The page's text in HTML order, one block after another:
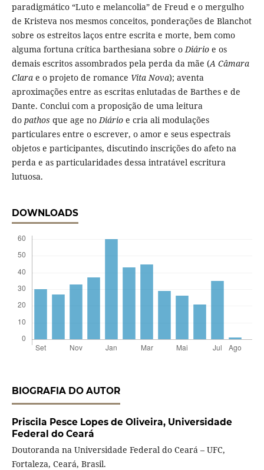
paradigmático “Luto e melancolia” de Freud e o mergulho
de Kristeva nos mesmos conceitos, ponderações de Blanchot
sobre os estreitos laços entre escrita e morte, bem como
alguma fortuna crítica barthesiana sobre oDiárioe os
demais escritos assombrados pela perda da mãe (A Câmara
Clarae o projeto de romance Vita Nova); aventa
aproximações entre as escritas enlutadas de Barthes e de
Dante. Conclui com a proposição de uma leitura
do pathos que age noDiárioe cria ali modulações
particulares entre o escrever, o amor e seus espectrais
objetos e participantes, discutindo inscrições do afeto na
perda e as particularidades dessa intratável escritura
lutuosa.
DOWNLOADS
BIOGRAFIA DO AUTOR
Priscila Pesce Lopes de Oliveira, Universidade
Federal do Ceará
Doutoranda na Universidade Federal do Ceará – UFC,
Fortaleza, Ceará, Brasil.